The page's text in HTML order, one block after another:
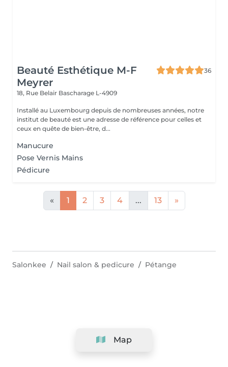
Beauté Esthétique M-F
Meyrer
36
18, Rue Belair Bascharage L-4909
Installé au Luxembourg depuis de nombreuses années, notre
institut de beauté est une adresse de référence pour celles et
ceux en quête de bien-être, d...
Manucure
Pose Vernis Mains
Pédicure
« 1 2 3 4 ... 13 »
Map
Salonkee Nail salon & pedicure Pétange